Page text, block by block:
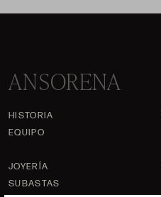
ANSORENA
HISTORIA
EQUIPO
JOYERÍA
SUBASTAS